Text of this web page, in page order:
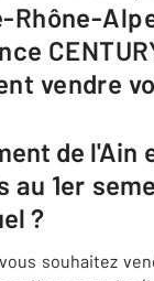
Rhône-
vendre
de l'Ain
1er
?
souhaitez